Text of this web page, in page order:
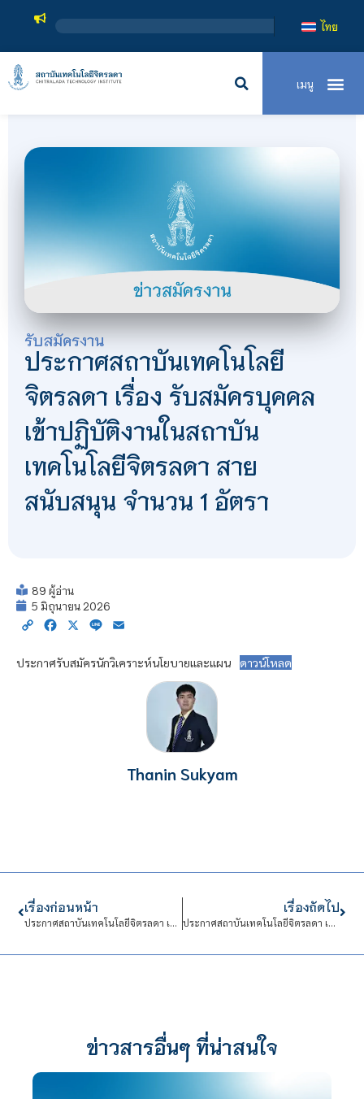
ไทย
รับสมัครงาน
ประกาศสถาบันเทคโนโลยี
จิตรลดา เรื่อง รับสมัครบุคคล
เข้าปฏิบัติงานในสถาบัน
เทคโนโลยีจิตรลดา สาย
สนับสนุน จำนวน 1 อัตรา
89 ผู้อ่าน
5 มิถุนายน 2026
Copy Facebook
X Line
ประกาศรับสมัครนักวิเคราะห์นโยบายและแผน ดาวน์โหลด
Thanin Sukyam
เรื่องก่อนหน้า
ประกาศสถาบันเทคโนโลยีจิตรลดา เรื่อง รายชื่อผู้มีสิทธิเข้ารับการคัดเลือกปฏิบัติงานในสถาบันเทคโนโลยีจิตรลดา สายวิชาการ สังกัด คณะบริหารธุรกิจ จำนวน 1 อัตรา
เรื่องถัดไป
ประกาศสถาบันเทคโนโลยีจิตรลดา เรื่อง รับสมัครบุคคลเข้าปฏิบัติงานในสถาบันเทคโนโลยีจิตรลดา สายสนับสนุน จำนวน 1 อัตรา
ข่าวสารอื่นๆ ที่น่าสนใจ